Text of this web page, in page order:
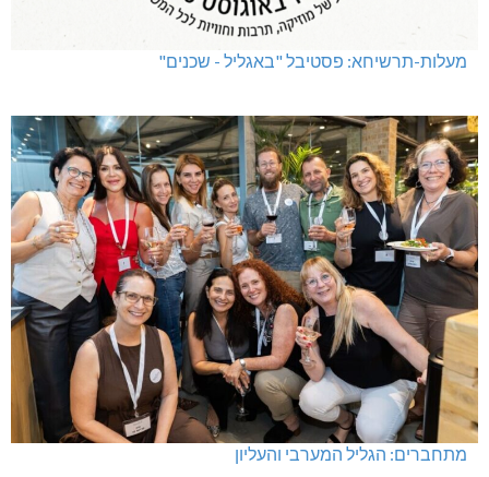
מעלות-תרשיחא: פסטיבל "באגליל - שכנים"
מתחברים: הגליל המערבי והעליון